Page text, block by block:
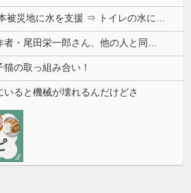
【ニュース】 韓国が熊本被災地に水を支援 ⇒ トイレの水にｗｗｗｗｗｗｗ
【悲報】ワンピース原作者・尾田栄一郎さん、他の人と同じ「漫画家」という肩書きに不満
猫の取っ組み合い！
いると機械が壊れるんだけどさ